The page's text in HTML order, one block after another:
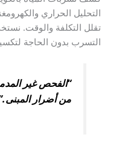
التحليل الحراري
تقلل التكلفة والوقت.
التسرب بدون الحاجة
“الفحص غير
من أضرار